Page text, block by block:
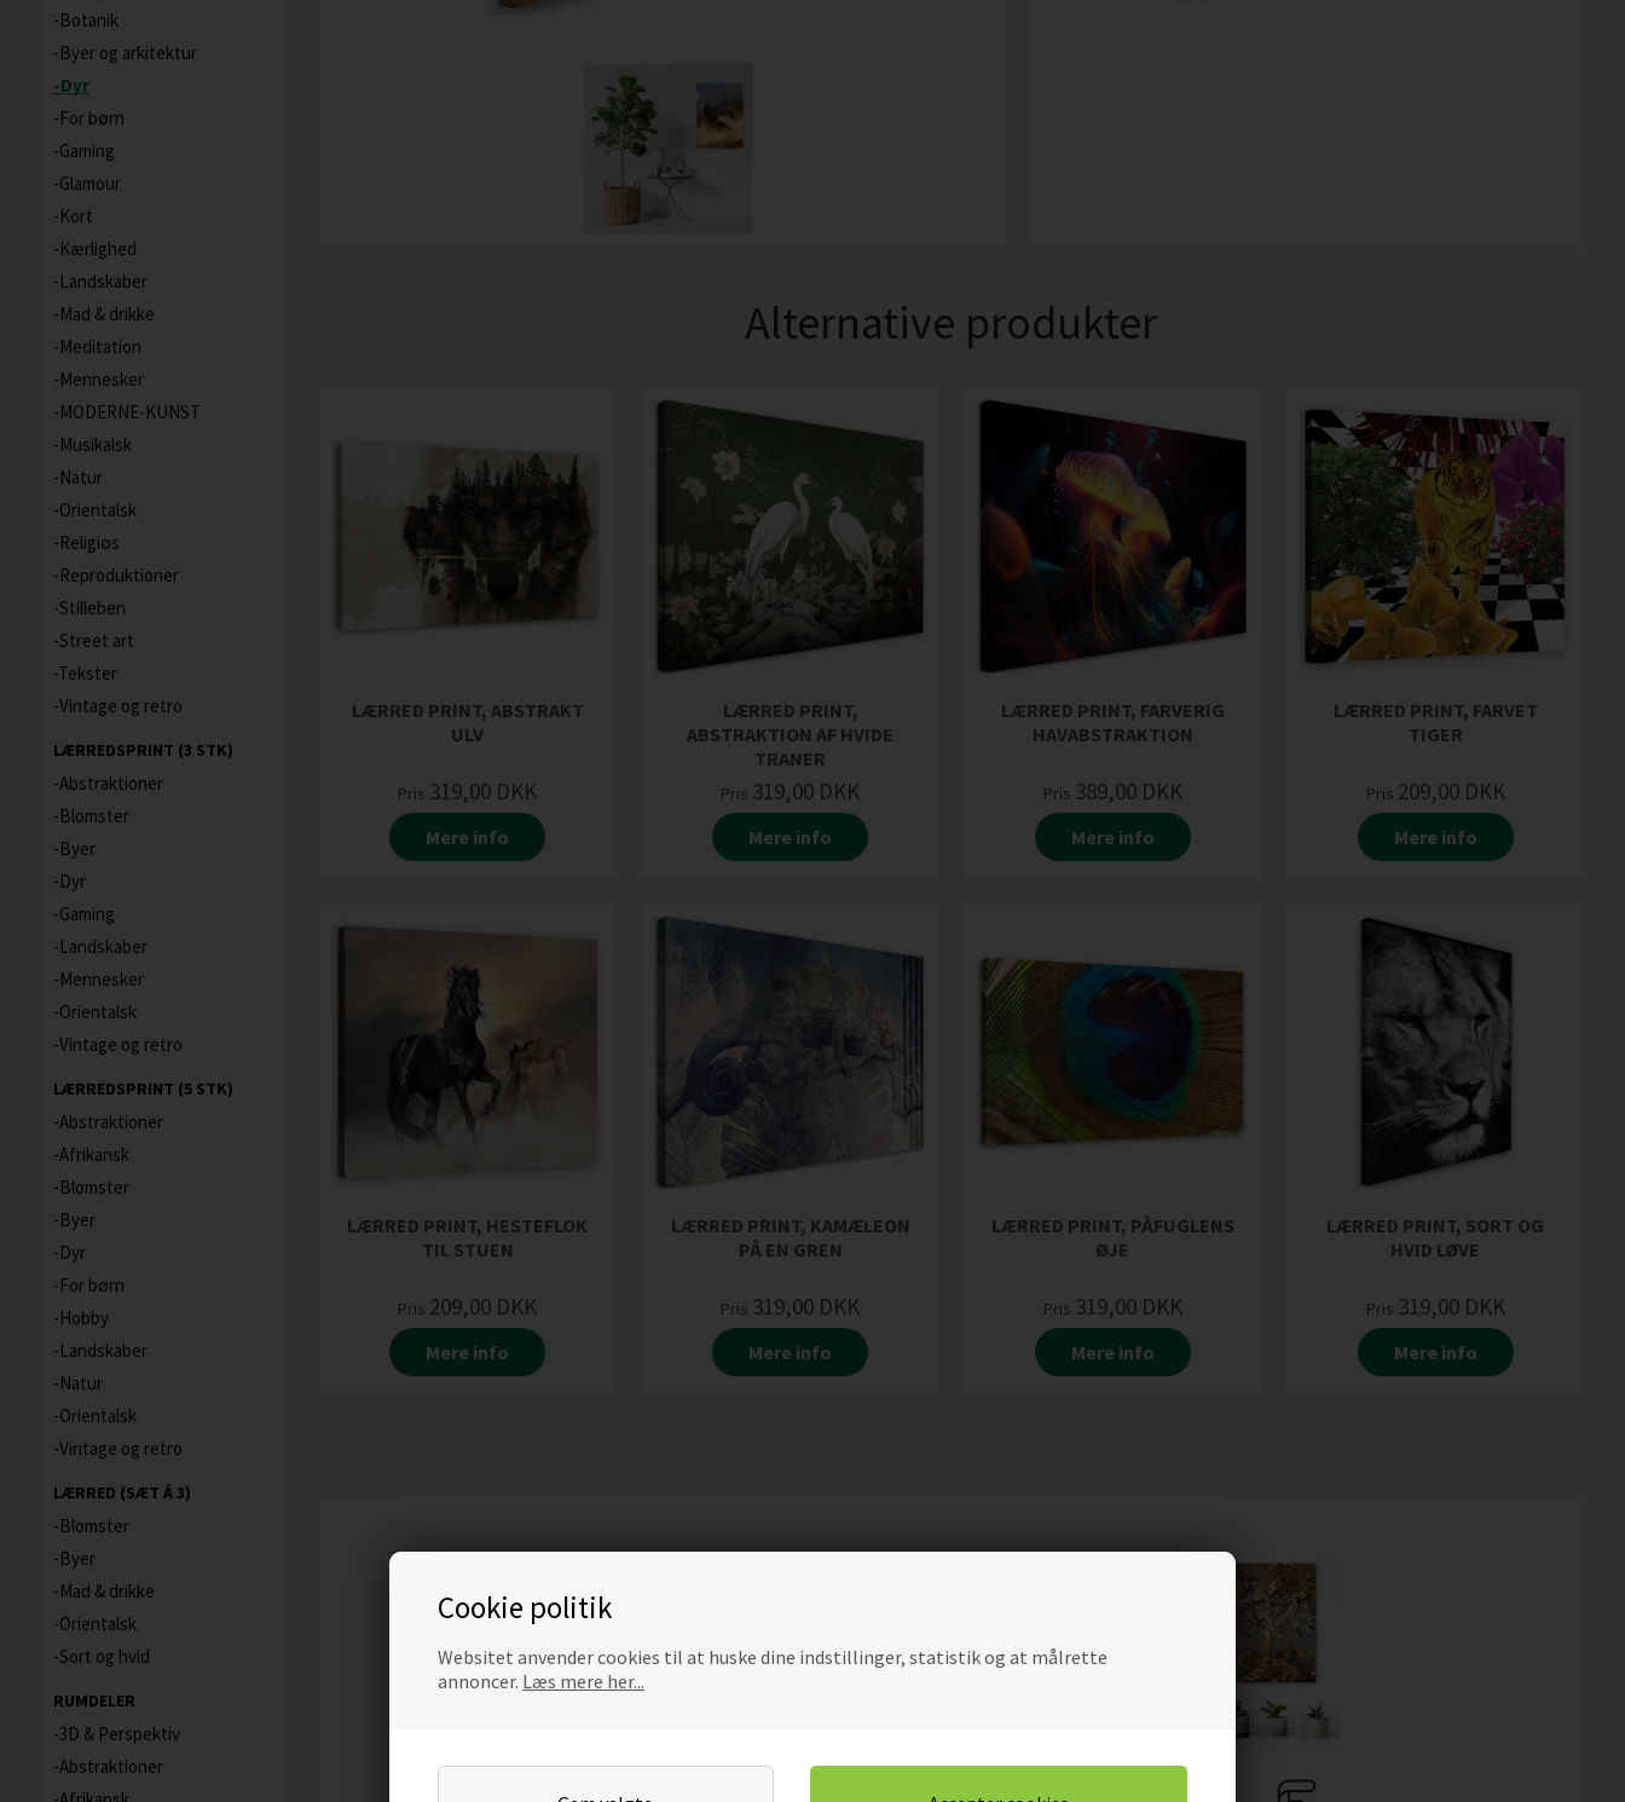
Cookie politik
Websitet anvender cookies til at huske dine indstillinger, statistik og at målrette
annoncer. Læs mere her...
Botanik
Byer og arkitektur
Dyr
For børn
Gaming
Glamour
Kort
Kærlighed
Landskaber
Mad & drikke
Meditation
Mennesker
MODERNE-KUNST
Musikalsk
Natur
Orientalsk
Religiøs
Reproduktioner
Stilleben
Street art
Tekster
Vintage og retro
LÆRREDSPRINT (3 STK)
Abstraktioner
Blomster
Byer
Dyr
Gaming
Landskaber
Mennesker
Orientalsk
Vintage og retro
LÆRREDSPRINT (5 STK)
Abstraktioner
Afrikansk
Blomster
Byer
Dyr
For børn
Hobby
Landskaber
Natur
Orientalsk
Vintage og retro
LÆRRED (SÆT Á 3)
Blomster
Byer
Mad & drikke
Orientalsk
Sort og hvid
RUMDELER
3D & Perspektiv
Abstraktioner
Alternative produkter
LÆRRED PRINT, ABSTRAKT
ULV
Pris 319,00 DKK
Mere info
LÆRRED PRINT,
ABSTRAKTION AF HVIDE
TRANER
Pris 319,00 DKK
Mere info
LÆRRED PRINT, FARVERIG
HAVABSTRAKTION
Pris 389,00 DKK
Mere info
LÆRRED PRINT, FARVET
TIGER
Pris 209,00 DKK
Mere info
LÆRRED PRINT, HESTEFLOK
TIL STUEN
Pris 209,00 DKK
Mere info
LÆRRED PRINT, KAMÆLEON
PÅ EN GREN
Pris 319,00 DKK
Mere info
LÆRRED PRINT, PÅFUGLENS
ØJE
Pris 319,00 DKK
Mere info
LÆRRED PRINT, SORT OG
HVID LØVE
Pris 319,00 DKK
Mere info